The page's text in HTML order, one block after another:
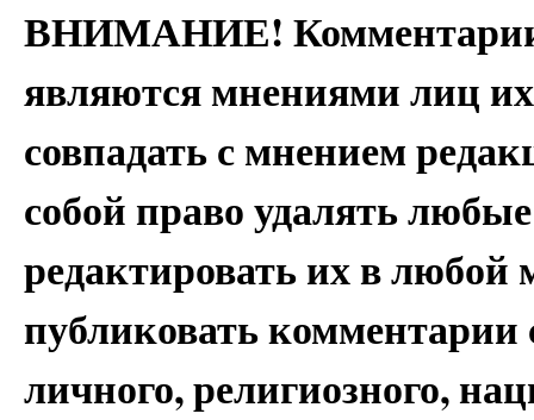
ВНИМАНИЕ! Комментарии
являются мнениями лиц
совпадать с мнением
собой право удалять
редактировать их в
публиковать
личного, религиозного,